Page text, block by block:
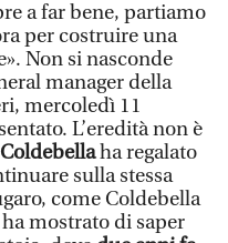
a far bene, partiamo
per costruire una
Non si nasconde
manager della
mercoledì 11
L’eredità non è
ha regalato
sulla stessa
come Coldebella
mostrato di saper